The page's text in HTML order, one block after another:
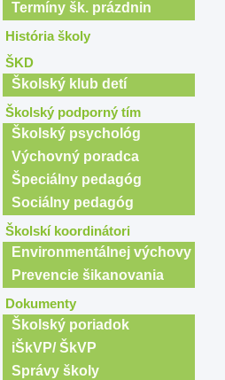
Termíny šk. prázdnin
História školy
ŠKD
Školský klub detí
Školský podporný tím
Školský psychológ
Výchovný poradca
Špeciálny pedagóg
Sociálny pedagóg
Školskí koordinátori
Environmentálnej výchovy
Prevencie šikanovania
Dokumenty
Školský poriadok
iŠkVP/ ŠkVP
Správy školy